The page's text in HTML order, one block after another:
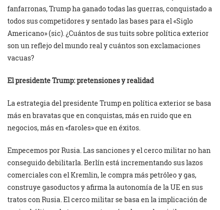
fanfarronas, Trump ha ganado todas las guerras, conquistado a
todos sus competidores y sentado las bases para el «Siglo
Americano» (sic). ¿Cuántos de sus tuits sobre política exterior
son un reflejo del mundo real y cuántos son exclamaciones
vacuas?
El presidente Trump: pretensiones y realidad
La estrategia del presidente Trump en política exterior se basa
más en bravatas que en conquistas, más en ruido que en
negocios, más en «faroles» que en éxitos.
Empecemos por Rusia. Las sanciones y el cerco militar no han
conseguido debilitarla. Berlín está incrementando sus lazos
comerciales con el Kremlin, le compra más petróleo y gas,
construye gasoductos y afirma la autonomía de la UE en sus
tratos con Rusia. El cerco militar se basa en la implicación de